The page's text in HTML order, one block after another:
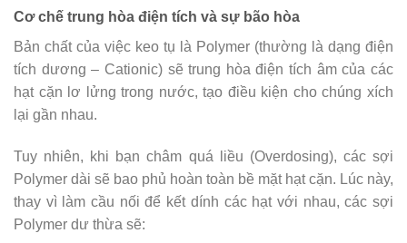
Cơ chế trung hòa điện tích và sự bão hòa
Bản chất của việc keo tụ là Polymer (thường là dạng điện
tích dương – Cationic) sẽ trung hòa điện tích âm của các
hạt cặn lơ lửng trong nước, tạo điều kiện cho chúng xích
lại gần nhau.
Tuy nhiên, khi bạn châm quá liều (Overdosing), các sợi
Polymer dài sẽ bao phủ hoàn toàn bề mặt hạt cặn. Lúc này,
thay vì làm cầu nối để kết dính các hạt với nhau, các sợi
Polymer dư thừa sẽ: